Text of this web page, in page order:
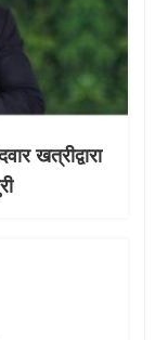
खत्रीद्वारा